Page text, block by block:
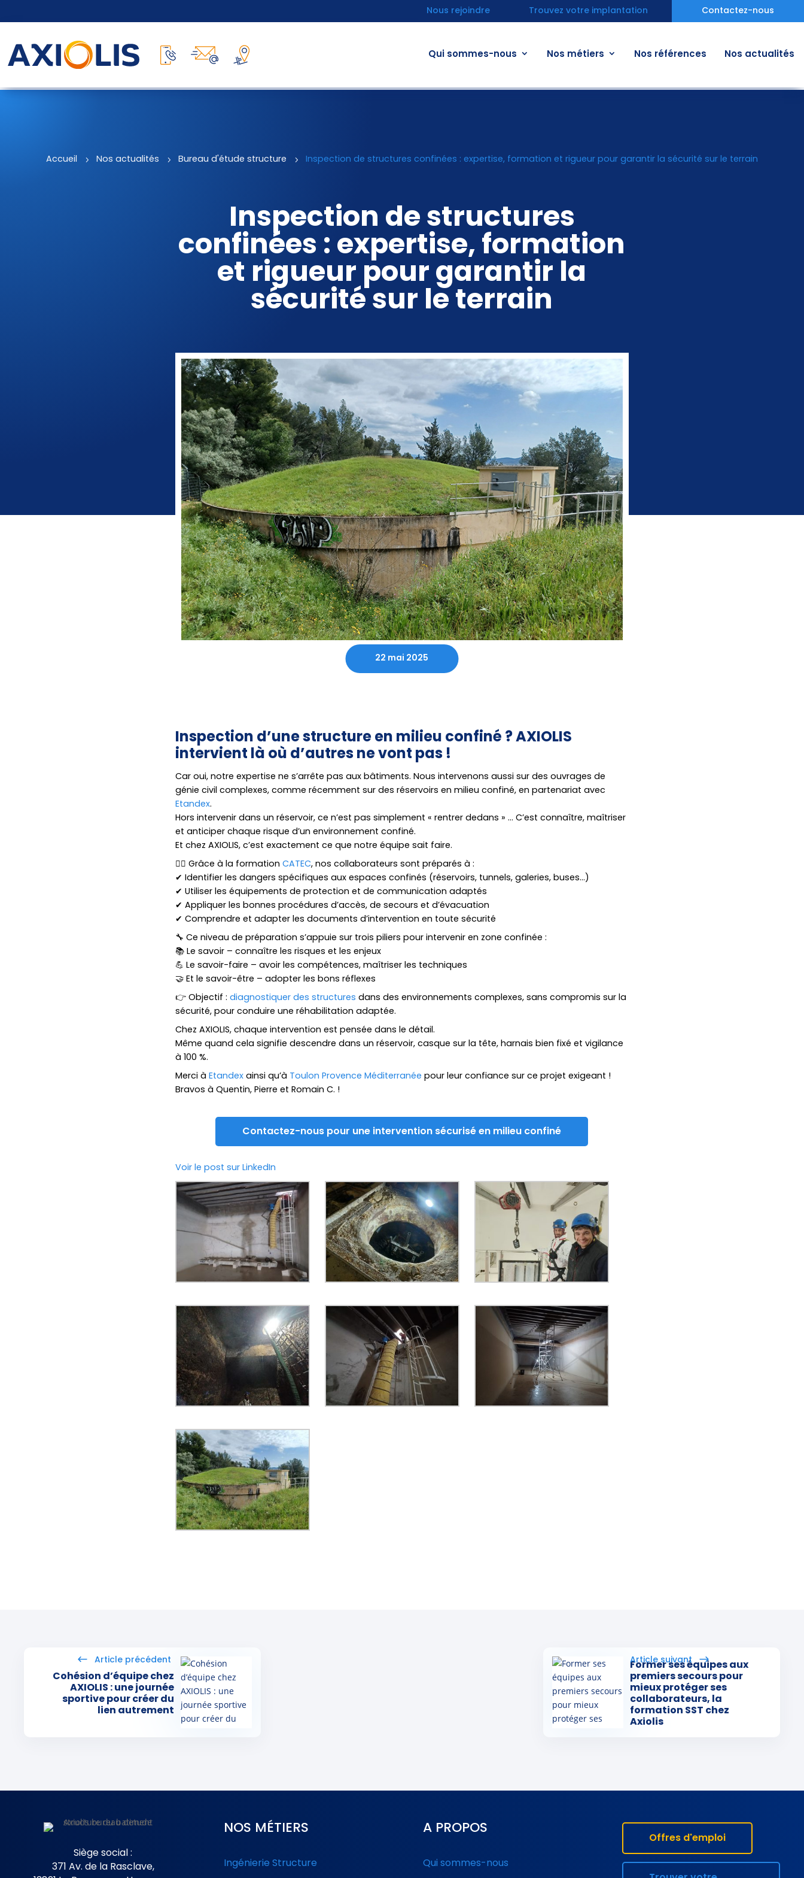
Nous rejoindre Trouvez votre implantation Contactez-nous
Qui sommes-nous Nos métiers Nos références Nos actualités
Accueil 5 Nos actualités 5 Bureau d'étude structure 5 Inspection de structures confinées : expertise, formation et rigueur pour garantir la sécurité sur le terrain
Inspection de structures
confinées : expertise, formation
et rigueur pour garantir la
sécurité sur le terrain
22 mai 2025
Inspection d’une structure en milieu confiné ? AXIOLIS
intervient là où d’autres ne vont pas !
Car oui, notre expertise ne s’arrête pas aux bâtiments. Nous intervenons aussi sur des ouvrages de
génie civil complexes, comme récemment sur des réservoirs en milieu confiné, en partenariat avec
Etandex.
Hors intervenir dans un réservoir, ce n’est pas simplement « rentrer dedans » … C’est connaître, maîtriser
et anticiper chaque risque d’un environnement confiné.
Et chez AXIOLIS, c’est exactement ce que notre équipe sait faire.
👷‍♂️ Grâce à la formation CATEC, nos collaborateurs sont préparés à :
✔ Identifier les dangers spécifiques aux espaces confinés (réservoirs, tunnels, galeries, buses…)
✔ Utiliser les équipements de protection et de communication adaptés
✔ Appliquer les bonnes procédures d’accès, de secours et d’évacuation
✔ Comprendre et adapter les documents d’intervention en toute sécurité
🔧 Ce niveau de préparation s’appuie sur trois piliers pour intervenir en zone confinée :
📚 Le savoir – connaître les risques et les enjeux
💪 Le savoir-faire – avoir les compétences, maîtriser les techniques
🤝 Et le savoir-être – adopter les bons réflexes
👉 Objectif : diagnostiquer des structures dans des environnements complexes, sans compromis sur la
sécurité, pour conduire une réhabilitation adaptée.
Chez AXIOLIS, chaque intervention est pensée dans le détail.
Même quand cela signifie descendre dans un réservoir, casque sur la tête, harnais bien fixé et vigilance
à 100 %.
Merci à Etandexainsi qu’à Toulon Provence Méditerranée pour leur confiance sur ce projet exigeant !
Bravos à Quentin, Pierre et Romain C. !
Contactez-nous pour une intervention sécurisé en milieu confiné
Voir le post sur LinkedIn
Cohésion d’équipe chez
AXIOLIS : une journée
sportive pour créer du
lien autrement
Former ses équipes aux
premiers secours pour
mieux protéger ses
collaborateurs, la
formation SST chez
Axiolis
Siège social :
371 Av. de la Rasclave,
NOS MÉTIERS
Ingénierie Structure
A PROPOS
Qui sommes-nous
Offres d'emploi